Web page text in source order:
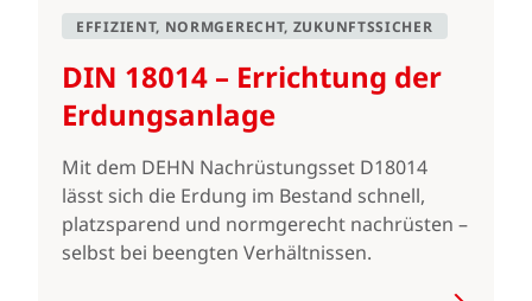
EFFIZIENT, NORMGERECHT, ZUKUNFTSSICHER
DIN 18014 – Errichtung der
Erdungsanlage
Mit dem DEHN Nachrüstungsset D18014
lässt sich die Erdung im Bestand schnell,
platzsparend und normgerecht nachrüsten –
selbst bei beengten Verhältnissen.